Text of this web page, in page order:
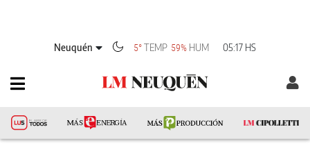
Neuquén 5°TEMP 59% HUM 05:17 HS